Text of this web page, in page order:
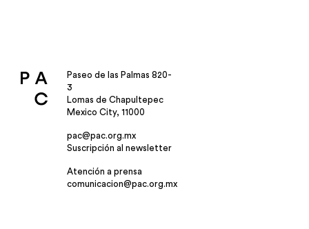
Paseo de las Palmas 820-
3
Lomas de Chapultepec
Mexico City, 11000
pac@pac.org.mx
Suscripción al newsletter
Atención a prensa
comunicacion@pac.org.mx